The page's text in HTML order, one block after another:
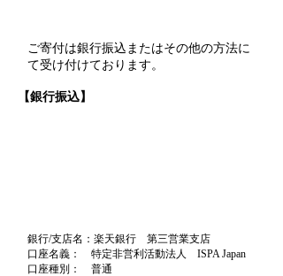
ご寄付は銀行振込またはその他の方法に
て受け付けております。
【銀行振込】
銀行/支店名：楽天銀行 第三営業支店
口座名義： 特定非営利活動法人 ISPA Japan
口座種別： 普通